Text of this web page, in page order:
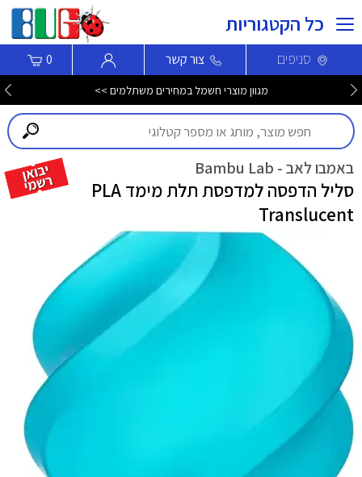
כל הקטגוריות
סניפים צור קשר 0
מגוון מוצרי חשמל במחירים משתלמים >>
באמבו לאב - Bambu Lab
סליל הדפסה למדפסת תלת מימד PLA
Translucent